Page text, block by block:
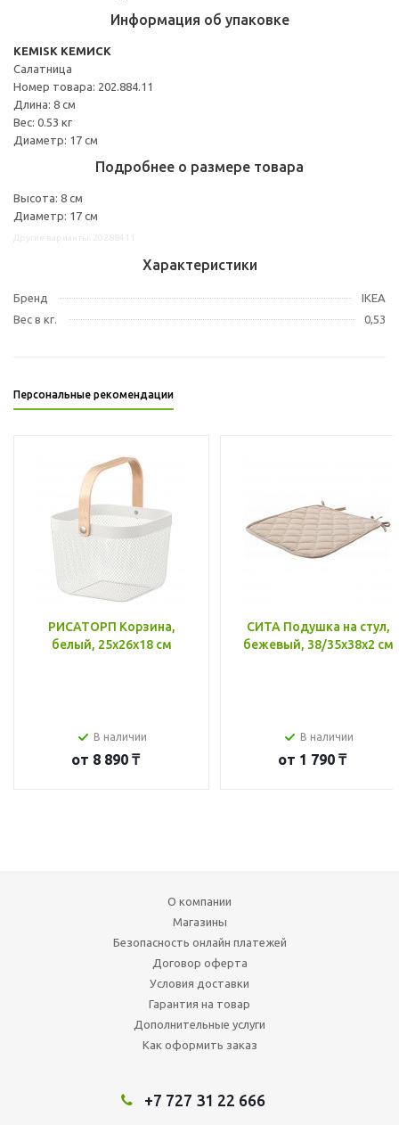
Информация об упаковке
KEMISK КЕМИСК
Салатница
Номер товара: 202.884.11
Длина: 8 см
Вес: 0.53 кг
Диаметр: 17 см
Подробнее о размере товара
Высота: 8 см
Диаметр: 17 см
Характеристики
Бренд
IKEA
Вес в кг.
0,53
Персональные рекомендации
РИСАТОРП Корзина,
белый, 25x26x18 см
В наличии
от 8 890 ₸
СИТА Подушка на стул,
бежевый, 38/35x38x2 см
В наличии
от 1 790 ₸
О компании
Магазины
Безопасность онлайн платежей
Договор оферта
Условия доставки
Гарантия на товар
Дополнительные услуги
Как оформить заказ
+7 727 31 22 666